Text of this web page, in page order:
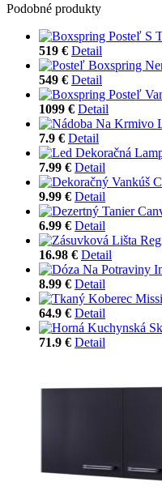
Podobné produkty
519 € Detail
549 € Detail
1099 € Detail
7.9 € Detail
7.99 € Detail
9.99 € Detail
6.99 € Detail
16.98 € Detail
8.99 € Detail
64.9 € Detail
71.9 € Detail